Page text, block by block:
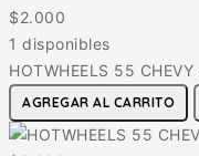
$2.000
1 disponibles
HOTWHEELS 55
AGREGAR AL CARRITO